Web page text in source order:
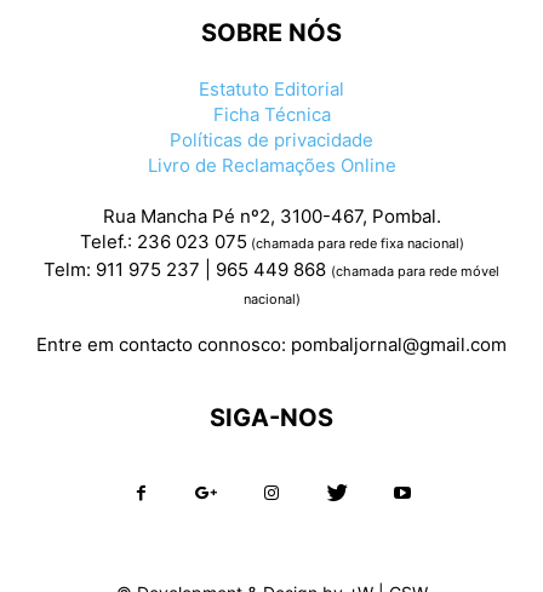
SOBRE NÓS
Estatuto Editorial
Ficha Técnica
Políticas de privacidade
Livro de Reclamações Online
Rua Mancha Pé nº2, 3100-467, Pombal.
Telef.: 236 023 075 (chamada para rede fixa nacional)
Telm: 911 975 237 | 965 449 868 (chamada para rede móvel
nacional)
Entre em contacto connosco: pombaljornal@gmail.com
SIGA-NOS